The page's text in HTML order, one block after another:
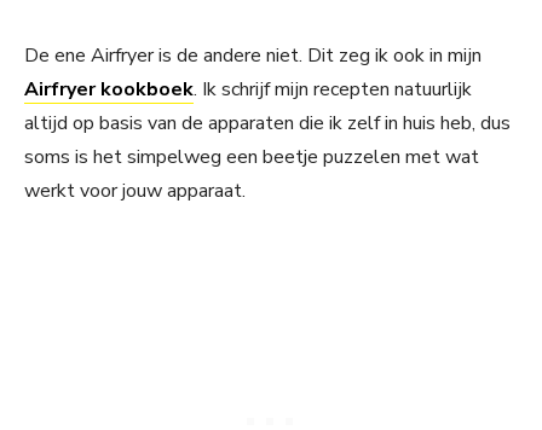
De ene Airfryer is de andere niet. Dit zeg ik ook in mijn
Airfryer kookboek. Ik schrijf mijn recepten natuurlijk
altijd op basis van de apparaten die ik zelf in huis heb, dus
soms is het simpelweg een beetje puzzelen met wat
werkt voor jouw apparaat.